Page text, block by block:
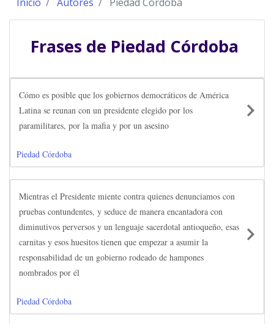
Frases de Piedad Córdoba
Cómo es posible que los gobiernos democráticos de América
Latina se reunan con un presidente elegido por los
paramilitares, por la mafia y por un asesino
Piedad Córdoba
Mientras el Presidente miente contra quienes denunciamos con
pruebas contundentes, y seduce de manera encantadora con
diminutivos perversos y un lenguaje sacerdotal antioqueño, esas
carnitas y esos huesitos tienen que empezar a asumir la
responsabilidad de un gobierno rodeado de hampones
nombrados por él
Piedad Córdoba